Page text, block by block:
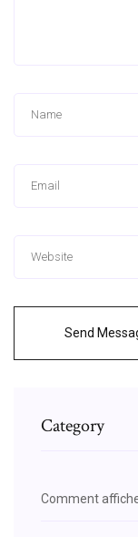
Send
Category
Comment